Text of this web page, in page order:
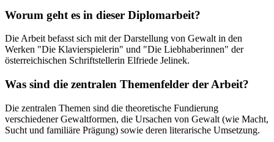
Worum geht es in dieser Diplomarbeit?
Die Arbeit befasst sich mit der Darstellung von Gewalt in den
Werken "Die Klavierspielerin" und "Die Liebhaberinnen" der
österreichischen Schriftstellerin Elfriede Jelinek.
Was sind die zentralen Themenfelder der Arbeit?
Die zentralen Themen sind die theoretische Fundierung
verschiedener Gewaltformen, die Ursachen von Gewalt (wie Macht,
Sucht und familiäre Prägung) sowie deren literarische Umsetzung.